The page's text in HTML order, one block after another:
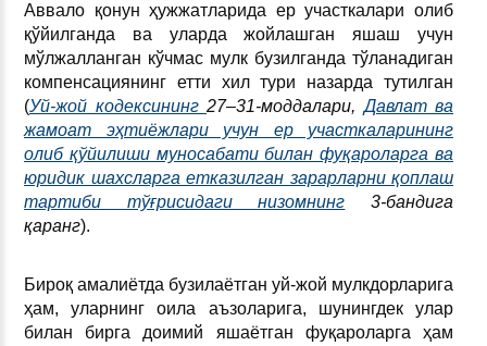
Аввало қонун ҳужжатларида ер участкалари олиб
қўйилганда ва уларда жойлашган яшаш учун
мўлжалланган кўчмас мулк бузилганда тўланадиган
компенсациянинг етти хил тури назарда тутилган
(Уй-жой кодексининг27–31-моддалари,Давлат ва
жамоат эҳтиёжлари учун ер участкаларининг
олиб қўйилиши муносабати билан фуқароларга ва
юридик шахсларга етказилган зарарларни қоплаш
тартиби тўғрисидаги низомнинг 3-бандига
қаранг).
Бироқ амалиётда бузилаётган уй-жой мулкдорларига
ҳам, уларнинг оила аъзоларига, шунингдек улар
билан бирга доимий яшаётган фуқароларга ҳам